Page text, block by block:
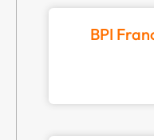
BPI